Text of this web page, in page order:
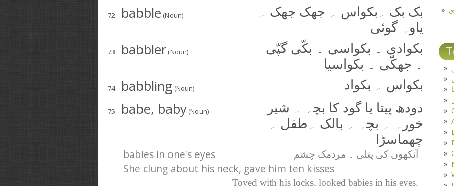
72 babble (Noun)
بک بک ۔بکواس ۔ جھک جھک ۔
یاوہ گوئی
73 babbler (Noun)
بکوادی ۔ بکواسی ۔ بکّی گپّی
۔ جھکّی ۔ بکواسیا
74 babbling (Noun) بکواس ۔ بکواد
75 babe, baby (Noun)
دودھ پیتا یا گود کا بچہ ۔ شیر
خورہ ۔ بچہ ۔ بالک ۔طفل ۔
چھماسڑا
babies in one's eyes آنکھوں کی پتلی ۔ مردمک چشم
She clung about his neck, gave him ten kisses
Toyed with his locks, looked babies in his eyes.